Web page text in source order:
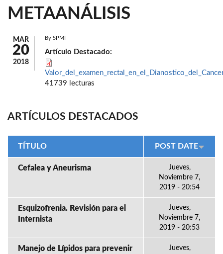
METAANÁLISIS
MAR
20
2018
By SPMI
Artículo Destacado:
41739 lecturas
ARTÍCULOS DESTACADOS
TÍTULO POST DATE
Cefalea y Aneurisma
Jueves,
Noviembre 7,
2019 - 20:54
Esquizofrenia. Revisión para el
Internista
Jueves,
Noviembre 7,
2019 - 20:53
Manejo de Lípidos para prevenir
Jueves,